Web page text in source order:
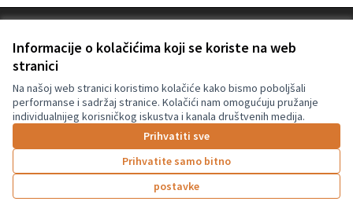
Informacije o kolačićima koji se koriste na web
stranici
Na našoj web stranici koristimo kolačiće kako bismo poboljšali
performanse i sadržaj stranice. Kolačići nam omogućuju pružanje
individualnijeg korisničkog iskustva i kanala društvenih medija.
Prihvatiti sve
Prihvatite samo bitno
postavke
Postavke kolačića
Graz Gemeinsam Gestalten na Facebooku
(Vanjska poveznica)
(Vanjska poveznica)
Za izradu internetske stranice upotrijebljen je besplatni softver.